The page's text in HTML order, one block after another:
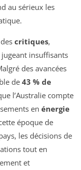
au sérieux les
critiques,
insuffisants
des avancées
de 43 % de
l’Australie compte
en énergie
époque de
les décisions de
tout en
et